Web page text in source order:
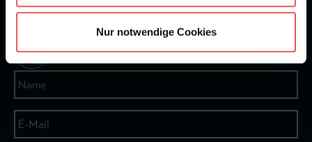
Nur notwendige Cookies
★★★★★Bei 1245 Bewertungen